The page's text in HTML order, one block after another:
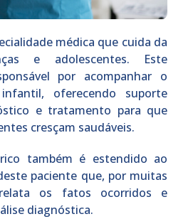
médica que cuida da
e adolescentes. Este
por acompanhar o
oferecendo suporte
e tratamento para que
cresçam saudáveis.
também é estendido ao
paciente que, por muitas
os fatos ocorridos e
diagnóstica.